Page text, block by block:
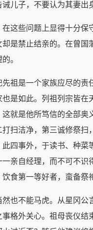
儿子，不要认为其妻出
这些问题上显得十分
是禁止结亲的。在曾
。
祖是一个家族应尽的责
是如此。列祖列宗皆
就是他所笃信的全部
扫洁净，第三诚修祭
四事外，于读书、种
亲自经理，而不可不
食第一等好者，蛮备
也不能马虎。从星冈
格外关心。祖母丧仪